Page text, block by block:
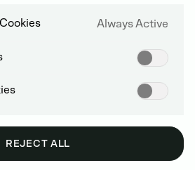
Always Active
REJECT ALL